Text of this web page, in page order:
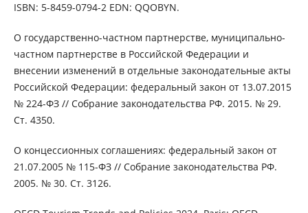
ISBN: 5-8459-0794-2 EDN: QQOBYN.
О государственно-частном партнерстве, муниципально-
частном партнерстве в Российской Федерации и
внесении изменений в отдельные законодательные акты
Российской Федерации: федеральный закон от 13.07.2015
№ 224-ФЗ // Собрание законодательства РФ. 2015. № 29.
Ст. 4350.
О концессионных соглашениях: федеральный закон от
21.07.2005 № 115-ФЗ // Собрание законодательства РФ.
2005. № 30. Ст. 3126.